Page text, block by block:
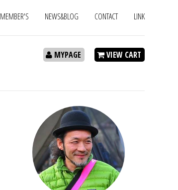
MEMBER'S NEWS&BLOG CONTACT LINK
VIEW CART
MYPAGE